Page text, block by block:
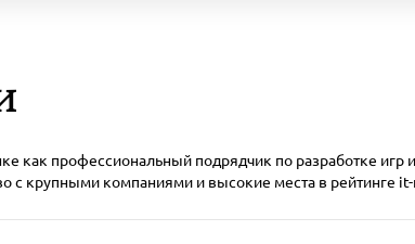
как профессиональный подрядчик по разработке
с крупными компаниями и высокие места в рейтинге